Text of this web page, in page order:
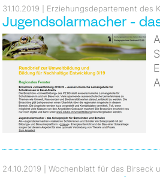
31.10.2019 Erziehungsdepartement des
Jugendsolarmacher -
24.10.2019 Wochenblatt für das Birseck